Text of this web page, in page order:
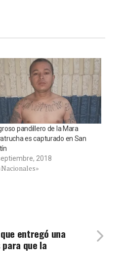
pandillero de la Mara
es capturado en San
2018
entregó una
que la